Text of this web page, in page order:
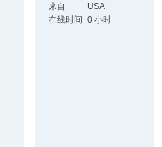
来自
USA
在线时间
0 小时